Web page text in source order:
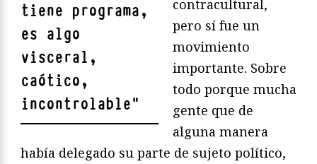
tiene programa,
es algo
visceral,
caótico,
incontrolable"
contracultural,
pero sí fue un
movimiento
importante. Sobre
todo porque mucha
gente que de
alguna manera
había delegado su parte de sujeto político,